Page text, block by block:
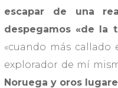
escapar de una
despegamos «de la
«cuando más callado
explorador de mí
Noruega y oros